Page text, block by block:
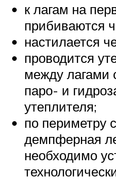
к лагам на
прибиваются
настилается
проводится
между лагами
паро- и
утеплителя;
по периметру
демпферная
необходимо